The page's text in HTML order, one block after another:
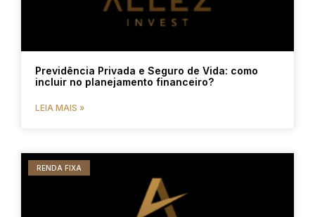
Previdência Privada e Seguro de Vida: como
incluir no planejamento financeiro?
LEIA MAIS »
RENDA FIXA